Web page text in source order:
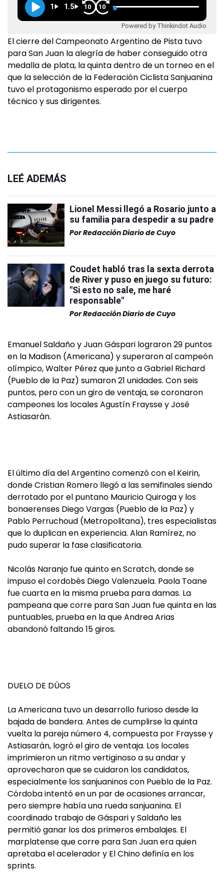
1 1.5 10 10
Powered by Thinkindot Audio
El cierre del Campeonato Argentino de Pista tuvo
para San Juan la alegría de haber conseguido otra
medalla de plata, la quinta dentro de un torneo en el
que la selección de la Federación Ciclista Sanjuanina
tuvo el protagonismo esperado por el cuerpo
técnico y sus dirigentes.
LEÉ ADEMÁS
Lionel Messi llegó a Rosario junto a
su familia para despedir a su padre
PorRedacción Diario de Cuyo
Coudet habló tras la sexta derrota
de River y puso en juego su futuro:
"Si esto no sale, me haré
responsable"
PorRedacción Diario de Cuyo
Emanuel Saldaño y Juan Gáspari lograron 29 puntos
en la Madison (Americana) y superaron al campeón
olímpico, Walter Pérez que junto a Gabriel Richard
(Pueblo de la Paz) sumaron 21 unidades. Con seis
puntos, pero con un giro de ventaja, se coronaron
campeones los locales Agustín Fraysse y José
Astiasarán.
El último día del Argentino comenzó con el Keirin,
donde Cristian Romero llegó a las semifinales siendo
derrotado por el puntano Mauricio Quiroga y los
bonaerenses Diego Vargas (Pueblo de la Paz) y
Pablo Perruchoud (Metropolitana), tres especialistas
que lo duplican en experiencia. Alan Ramírez, no
pudo superar la fase clasificatoria.
Nicolás Naranjo fue quinto en Scratch, donde se
impuso el cordobés Diego Valenzuela. Paola Toane
fue cuarta en la misma prueba para damas. La
pampeana que corre para San Juan fue quinta en las
puntuables, prueba en la que Andrea Arias
abandonó faltando 15 giros.
DUELO DE DÚOS
La Americana tuvo un desarrollo furioso desde la
bajada de bandera. Antes de cumplirse la quinta
vuelta la pareja número 4, compuesta por Fraysse y
Astiasarán, logró el giro de ventaja. Los locales
imprimieron un ritmo vertiginoso a su andar y
aprovecharon que se cuidaron los candidatos,
especialmente los sanjuaninos con Pueblo de la Paz.
Córdoba intentó en un par de ocasiones arrancar,
pero siempre había una rueda sanjuanina. El
coordinado trabajo de Gáspari y Saldaño les
permitió ganar los dos primeros embalajes. El
marplatense que corre para San Juan era quien
apretaba el acelerador y El Chino definía en los
sprints.